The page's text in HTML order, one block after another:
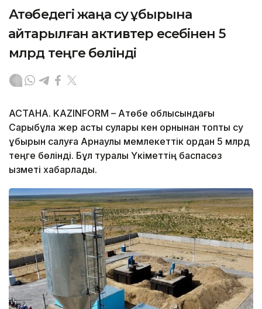
Ақтөбедегі жаңа су құбырына
қайтарылған активтер есебінен 5
млрд теңге бөлінді
АСТАНА. KAZINFORM – Ақтөбе облысындағы
Сарыбұлақ жер асты сулары кен орнынан топтық су
құбырын салуға Арнаулы мемлекеттік қордан 5 млрд
теңге бөлінді. Бұл туралы Үкіметтің баспасөз
қызметі хабарлады.